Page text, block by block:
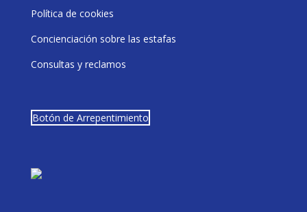
Política de cookies
Concienciación sobre las estafas
Consultas y reclamos
Botón de Arrepentimiento